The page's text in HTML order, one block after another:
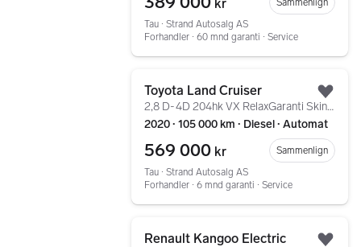
kr
Sammenlign
Tau ∙ Strand Autosalg AS
Forhandler ∙ 60 mnd garanti ∙ Service
Toyota Land Cruiser
2,8 D-4D 204hk VX RelaxGaranti Skinn Krok 360Kamera ACC
2020 ∙ 105 000 km ∙ Diesel ∙ Automat
569 000 kr
Sammenlign
Tau ∙ Strand Autosalg AS
Forhandler ∙ 6 mnd garanti ∙ Service
Renault Kangoo Electric